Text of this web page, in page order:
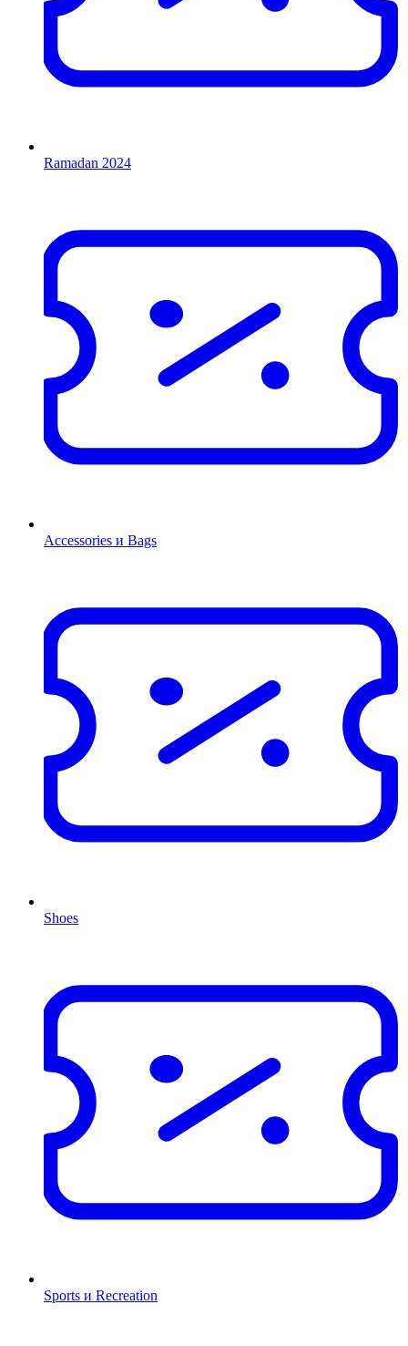
Ramadan 2024
Accessories и Bags
Shoes
Sports и Recreation